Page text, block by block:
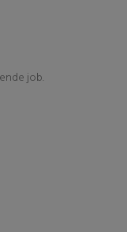
job.